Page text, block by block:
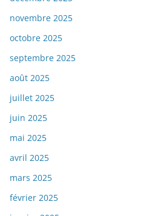
novembre 2025
octobre 2025
septembre 2025
août 2025
juillet 2025
juin 2025
mai 2025
avril 2025
mars 2025
février 2025